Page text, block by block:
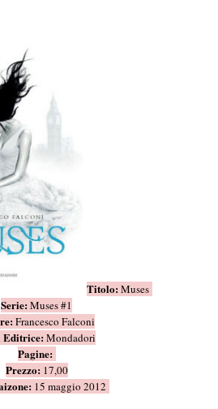
Titolo:Muses
Serie:Muses #1
Francesco Falconi
Editrice:Mondadori
Pagine:
Prezzo: 17,00
15 maggio 2012